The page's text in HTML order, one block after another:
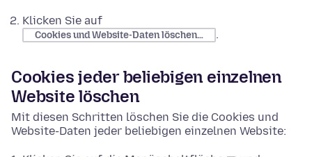
Klicken Sie auf
Cookies und Website-Daten löschen… .
Cookies jeder beliebigen einzelnen
Website löschen
Mit diesen Schritten löschen Sie die Cookies und
Website-Daten jeder beliebigen einzelnen Website: